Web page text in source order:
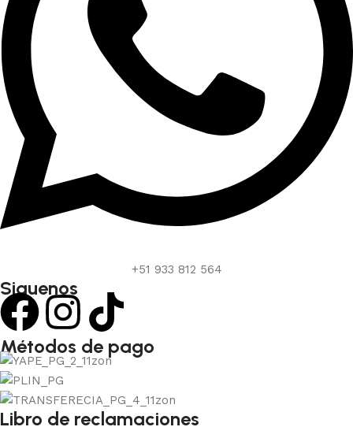
+51 933 812 564
Siguenos
Métodos de pago
Libro de reclamaciones